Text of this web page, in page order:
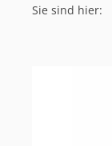
Sie sind hier: